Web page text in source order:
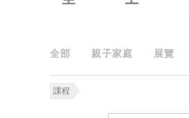
全部 親子家庭 展覽
課程